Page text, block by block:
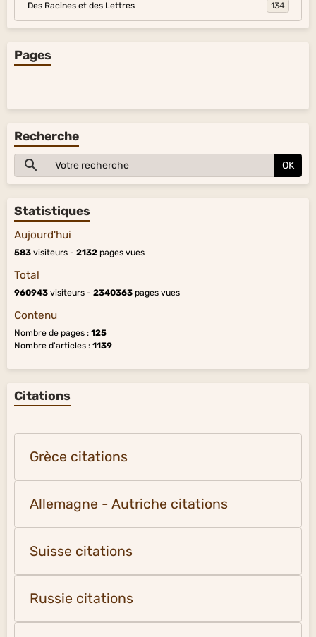
Des Racines et des Lettres 134
Pages
Recherche
OK
Statistiques
Aujourd'hui
583 visiteurs - 2132 pages vues
Total
960943 visiteurs - 2340363 pages vues
Contenu
Nombre de pages : 125
Nombre d'articles : 1139
Citations
Grèce citations
Allemagne - Autriche citations
Suisse citations
Russie citations